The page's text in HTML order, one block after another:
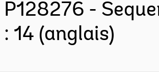
P128276 -
: 14 (anglais)